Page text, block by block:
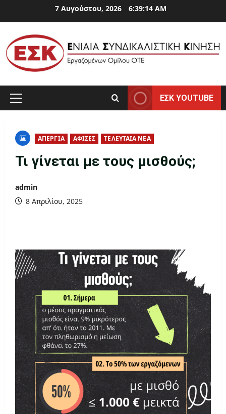
to
content
7 Αυγούστου, 2026 6:39:14 AM
Primary
ΕΣΚ YOUTUBE
ΑΠΕΡΓΙΑ ΑΦΙΣΕΣ ΤΕΛΕΥΤΑΙΑ ΝΕΑ
Τι γίνεται με τους μισθούς;
admin
8 Απριλίου, 2025